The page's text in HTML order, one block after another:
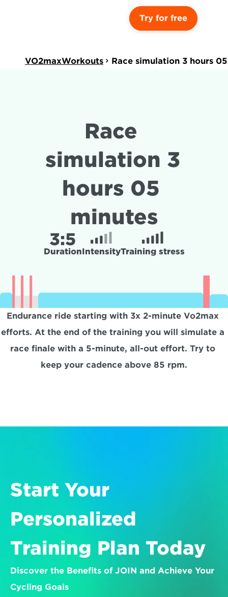
Try for free
VO2maxWorkouts Race simulation 3 hours
Race
simulation 3
hours 05
minutes
3:5
DurationIntensityTraining stress
Endurance ride starting with 3x 2-minute Vo2max
efforts. At the end of the training you will simulate a
race finale with a 5-minute, all-out effort. Try to
keep your cadence above 85 rpm.
Start Your
Personalized
Training Plan Today
Discover the Benefits of JOIN and Achieve Your
Cycling Goals